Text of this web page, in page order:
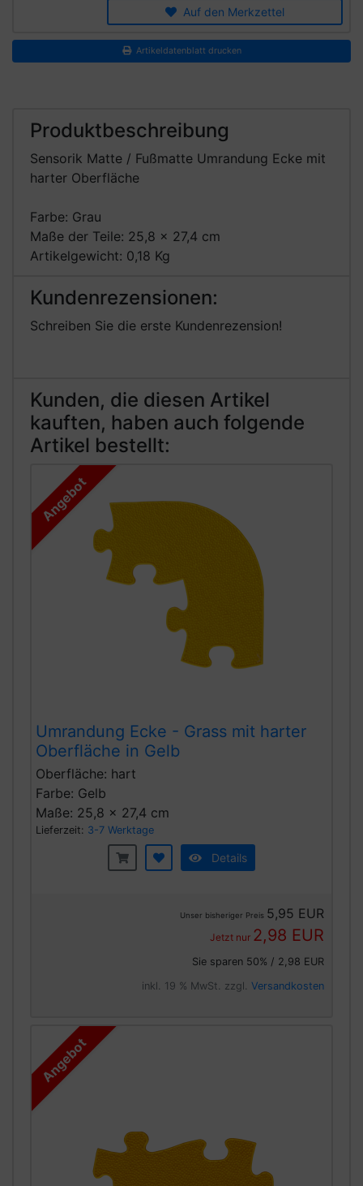
Auf den Merkzettel
Artikeldatenblatt drucken
Produktbeschreibung
Sensorik Matte / Fußmatte Umrandung Ecke mit
harter Oberfläche
Farbe: Grau
Maße der Teile: 25,8 x 27,4 cm
Artikelgewicht: 0,18 Kg
Kundenrezensionen:
Schreiben Sie die erste Kundenrezension!
Kunden, die diesen Artikel
kauften, haben auch folgende
Artikel bestellt:
Angebot
Umrandung Ecke - Grass mit harter
Oberfläche in Gelb
Oberfläche: hart
Farbe: Gelb
Maße: 25,8 x 27,4 cm
Lieferzeit: 3-7 Werktage
Details
Unser bisheriger Preis 5,95 EUR
Jetzt nur 2,98 EUR
Sie sparen 50% / 2,98 EUR
inkl. 19 % MwSt. zzgl. Versandkosten
Angebot